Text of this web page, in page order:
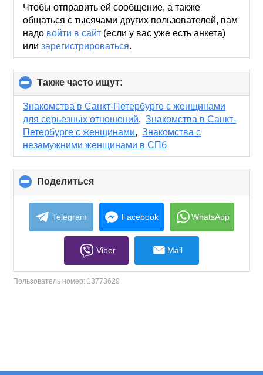
Чтобы отправить ей сообщение, а также
общаться с тысячами других пользователей, вам
надо войти в сайт (если у вас уже есть анкета)
илизарегистрироваться.
Также часто ищут:
to
collapse
contents
Знакомства в Санкт-Петербурге с женщинами
для серьезных отношений,Знакомства в Санкт-
Петербурге с женщинами,Знакомства с
незамужними женщинами в СПб
Поделиться
to
collapse
contents
Telegram Facebook WhatsApp
Viber Mail
Пользователь номер: 13773629